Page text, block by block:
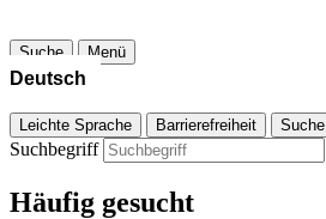
Suche Menü
Leichte Sprache Barrierefreiheit Suche
Suchbegriff
Häufig gesucht